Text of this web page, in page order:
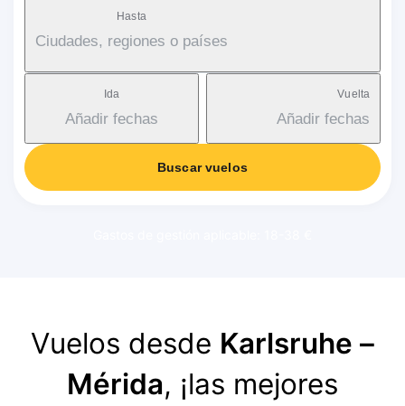
Hasta
Ciudades, regiones o países
Ida
Añadir fechas
Vuelta
Añadir fechas
Buscar vuelos
Vuelos desde Karlsruhe –
Mérida, ¡las mejores